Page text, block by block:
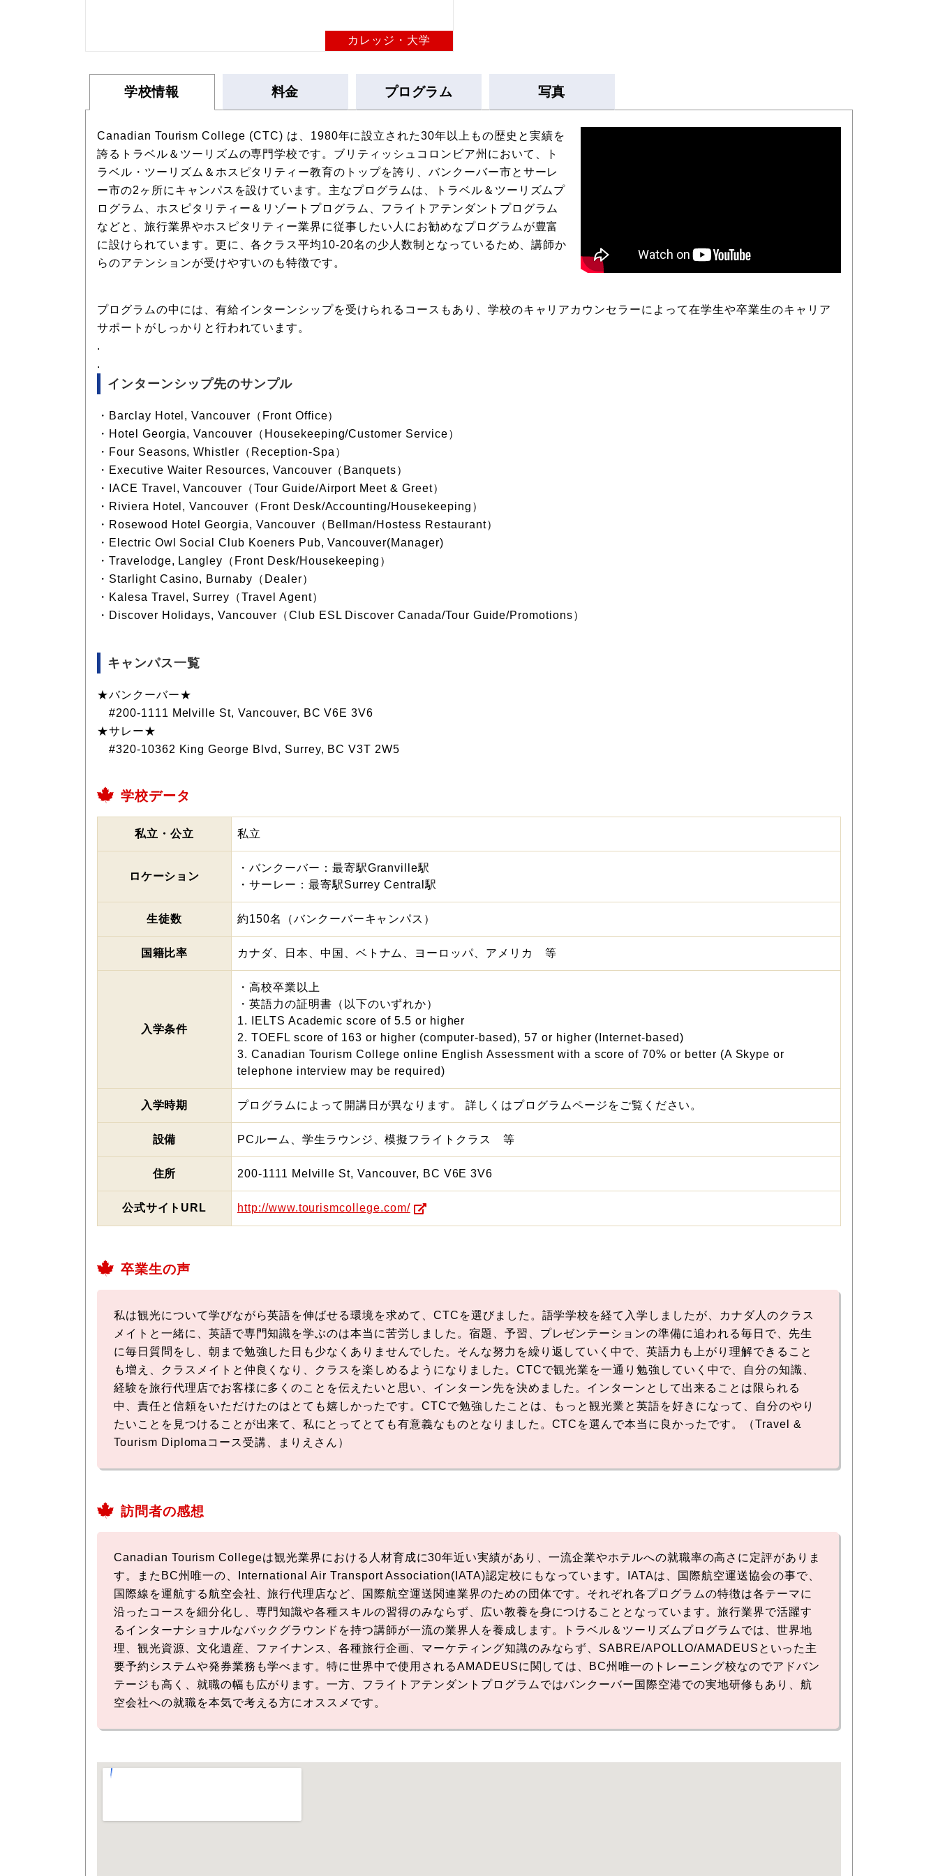
カレッジ・大学
学校情報 料金 プログラム 写真
Canadian Tourism College (CTC) は、1980年に設立された30年以上もの歴史と実績を
誇るトラベル＆ツーリズムの専門学校です。ブリティッシュコロンビア州において、ト
ラベル・ツーリズム＆ホスピタリティー教育のトップを誇り、バンクーバー市とサーレ
ー市の2ヶ所にキャンパスを設けています。主なプログラムは、トラベル＆ツーリズムプ
ログラム、ホスピタリティー＆リゾートプログラム、フライトアテンダントプログラム
などと、旅行業界やホスピタリティー業界に従事したい人にお勧めなプログラムが豊富
に設けられています。更に、各クラス平均10-20名の少人数制となっているため、講師か
らのアテンションが受けやすいのも特徴です。
プログラムの中には、有給インターンシップを受けられるコースもあり、学校のキャリアカウンセラーによって在学生や卒業生のキャリア
サポートがしっかりと行われています。
.
.
インターンシップ先のサンプル
・Barclay Hotel, Vancouver（Front Office）
・Hotel Georgia, Vancouver（Housekeeping/Customer Service）
・Four Seasons, Whistler（Reception-Spa）
・Executive Waiter Resources, Vancouver（Banquets）
・IACE Travel, Vancouver（Tour Guide/Airport Meet & Greet）
・Riviera Hotel, Vancouver（Front Desk/Accounting/Housekeeping）
・Rosewood Hotel Georgia, Vancouver（Bellman/Hostess Restaurant）
・Electric Owl Social Club Koeners Pub, Vancouver(Manager)
・Travelodge, Langley（Front Desk/Housekeeping）
・Starlight Casino, Burnaby（Dealer）
・Kalesa Travel, Surrey（Travel Agent）
・Discover Holidays, Vancouver（Club ESL Discover Canada/Tour Guide/Promotions）
キャンパス一覧
★バンクーバー★
#200-1111 Melville St, Vancouver, BC V6E 3V6
★サレー★
#320-10362 King George Blvd, Surrey, BC V3T 2W5
学校データ
私立・公立 私立
ロケーション
・バンクーバー：最寄駅Granville駅
・サーレー：最寄駅Surrey Central駅
生徒数 約150名（バンクーバーキャンパス）
国籍比率 カナダ、日本、中国、ベトナム、ヨーロッパ、アメリカ 等
入学条件
・高校卒業以上
・英語力の証明書（以下のいずれか）
1. IELTS Academic score of 5.5 or higher
2. TOEFL score of 163 or higher (computer-based), 57 or higher (Internet-based)
3. Canadian Tourism College online English Assessment with a score of 70% or better (A Skype or
telephone interview may be required)
入学時期 プログラムによって開講日が異なります。 詳しくはプログラムページをご覧ください。
設備 PCルーム、学生ラウンジ、模擬フライトクラス 等
住所 200-1111 Melville St, Vancouver, BC V6E 3V6
公式サイトURL http://www.tourismcollege.com/
卒業生の声
私は観光について学びながら英語を伸ばせる環境を求めて、CTCを選びました。語学学校を経て入学しましたが、カナダ人のクラス
メイトと一緒に、英語で専門知識を学ぶのは本当に苦労しました。宿題、予習、プレゼンテーションの準備に追われる毎日で、先生
に毎日質問をし、朝まで勉強した日も少なくありませんでした。そんな努力を繰り返していく中で、英語力も上がり理解できること
も増え、クラスメイトと仲良くなり、クラスを楽しめるようになりました。CTCで観光業を一通り勉強していく中で、自分の知識、
経験を旅行代理店でお客様に多くのことを伝えたいと思い、インターン先を決めました。インターンとして出来ることは限られる
中、責任と信頼をいただけたのはとても嬉しかったです。CTCで勉強したことは、もっと観光業と英語を好きになって、自分のやり
たいことを見つけることが出来て、私にとってとても有意義なものとなりました。CTCを選んで本当に良かったです。（Travel &
Tourism Diplomaコース受講、まりえさん）
訪問者の感想
Canadian Tourism Collegeは観光業界における人材育成に30年近い実績があり、一流企業やホテルへの就職率の高さに定評がありま
す。またBC州唯一の、International Air Transport Association(IATA)認定校にもなっています。IATAは、国際航空運送協会の事で、
国際線を運航する航空会社、旅行代理店など、国際航空運送関連業界のための団体です。それぞれ各プログラムの特徴は各テーマに
沿ったコースを細分化し、専門知識や各種スキルの習得のみならず、広い教養を身につけることとなっています。旅行業界で活躍す
るインターナショナルなバックグラウンドを持つ講師が一流の業界人を養成します。トラベル＆ツーリズムプログラムでは、世界地
理、観光資源、文化遺産、ファイナンス、各種旅行企画、マーケティング知識のみならず、SABRE/APOLLO/AMADEUSといった主
要予約システムや発券業務も学べます。特に世界中で使用されるAMADEUSに関しては、BC州唯一のトレーニング校なのでアドバン
テージも高く、就職の幅も広がります。一方、フライトアテンダントプログラムではバンクーバー国際空港での実地研修もあり、航
空会社への就職を本気で考える方にオススメです。